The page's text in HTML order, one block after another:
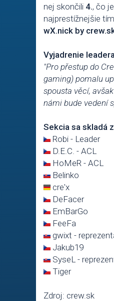
nej skončili 4., čo
najprestížnejšie
wX.nick by
Vyjadrenie
"Pro přestup do
gaming) pomalu
spousta věcí,
námi bude vedení
Sekcia sa skladá
Robi - Leader
D.E.C. - ACL
HoMeR - ACL
Belinko
cre'x
DeFacer
EmBarGo
FeeFa
gwixt -
Jakub19
SyseL -
Tiger
Zdroj: crew.sk